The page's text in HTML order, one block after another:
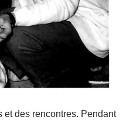
et des rencontres. Pendant